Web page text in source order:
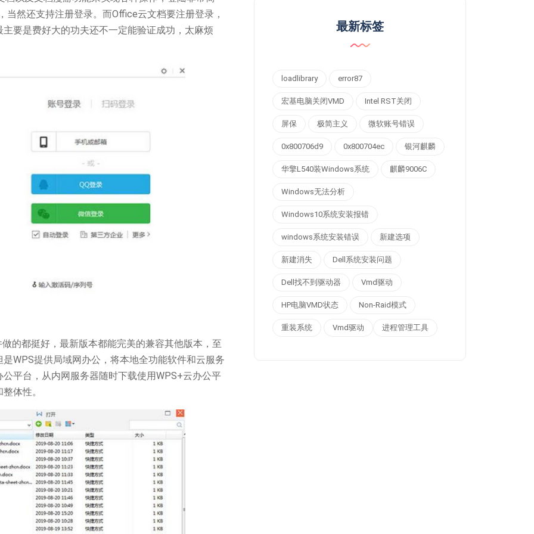
然还支持注册登录。而Office云文档要注册登录，
要是费好大的功夫还不一定能验证成功，太麻烦
都挺好，最新版本都能完美的兼容其他版本，至
WPS提供局域网办公，将本地全功能软件和云服务
平台，从内网服务器随时下载使用WPS+云办公平
体性。
最新标签
loadlibrary error87
宏基电脑关闭VMD Intel RST关闭
屏保 极简主义 微软账号错误
0x800706d9 0x800704ec 银河麒麟
华擎L540装Windows系统 麒麟9006C
Windows无法分析
Windows10系统安装报错
windows系统安装错误 新建选项
新建消失 Dell系统安装问题
Dell找不到驱动器 Vmd驱动
HP电脑VMD状态 Non-Raid模式
重装系统 Vmd驱动 进程管理工具